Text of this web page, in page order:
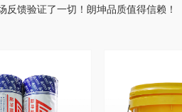
馈验证了一切！朗坤品质值得信赖！